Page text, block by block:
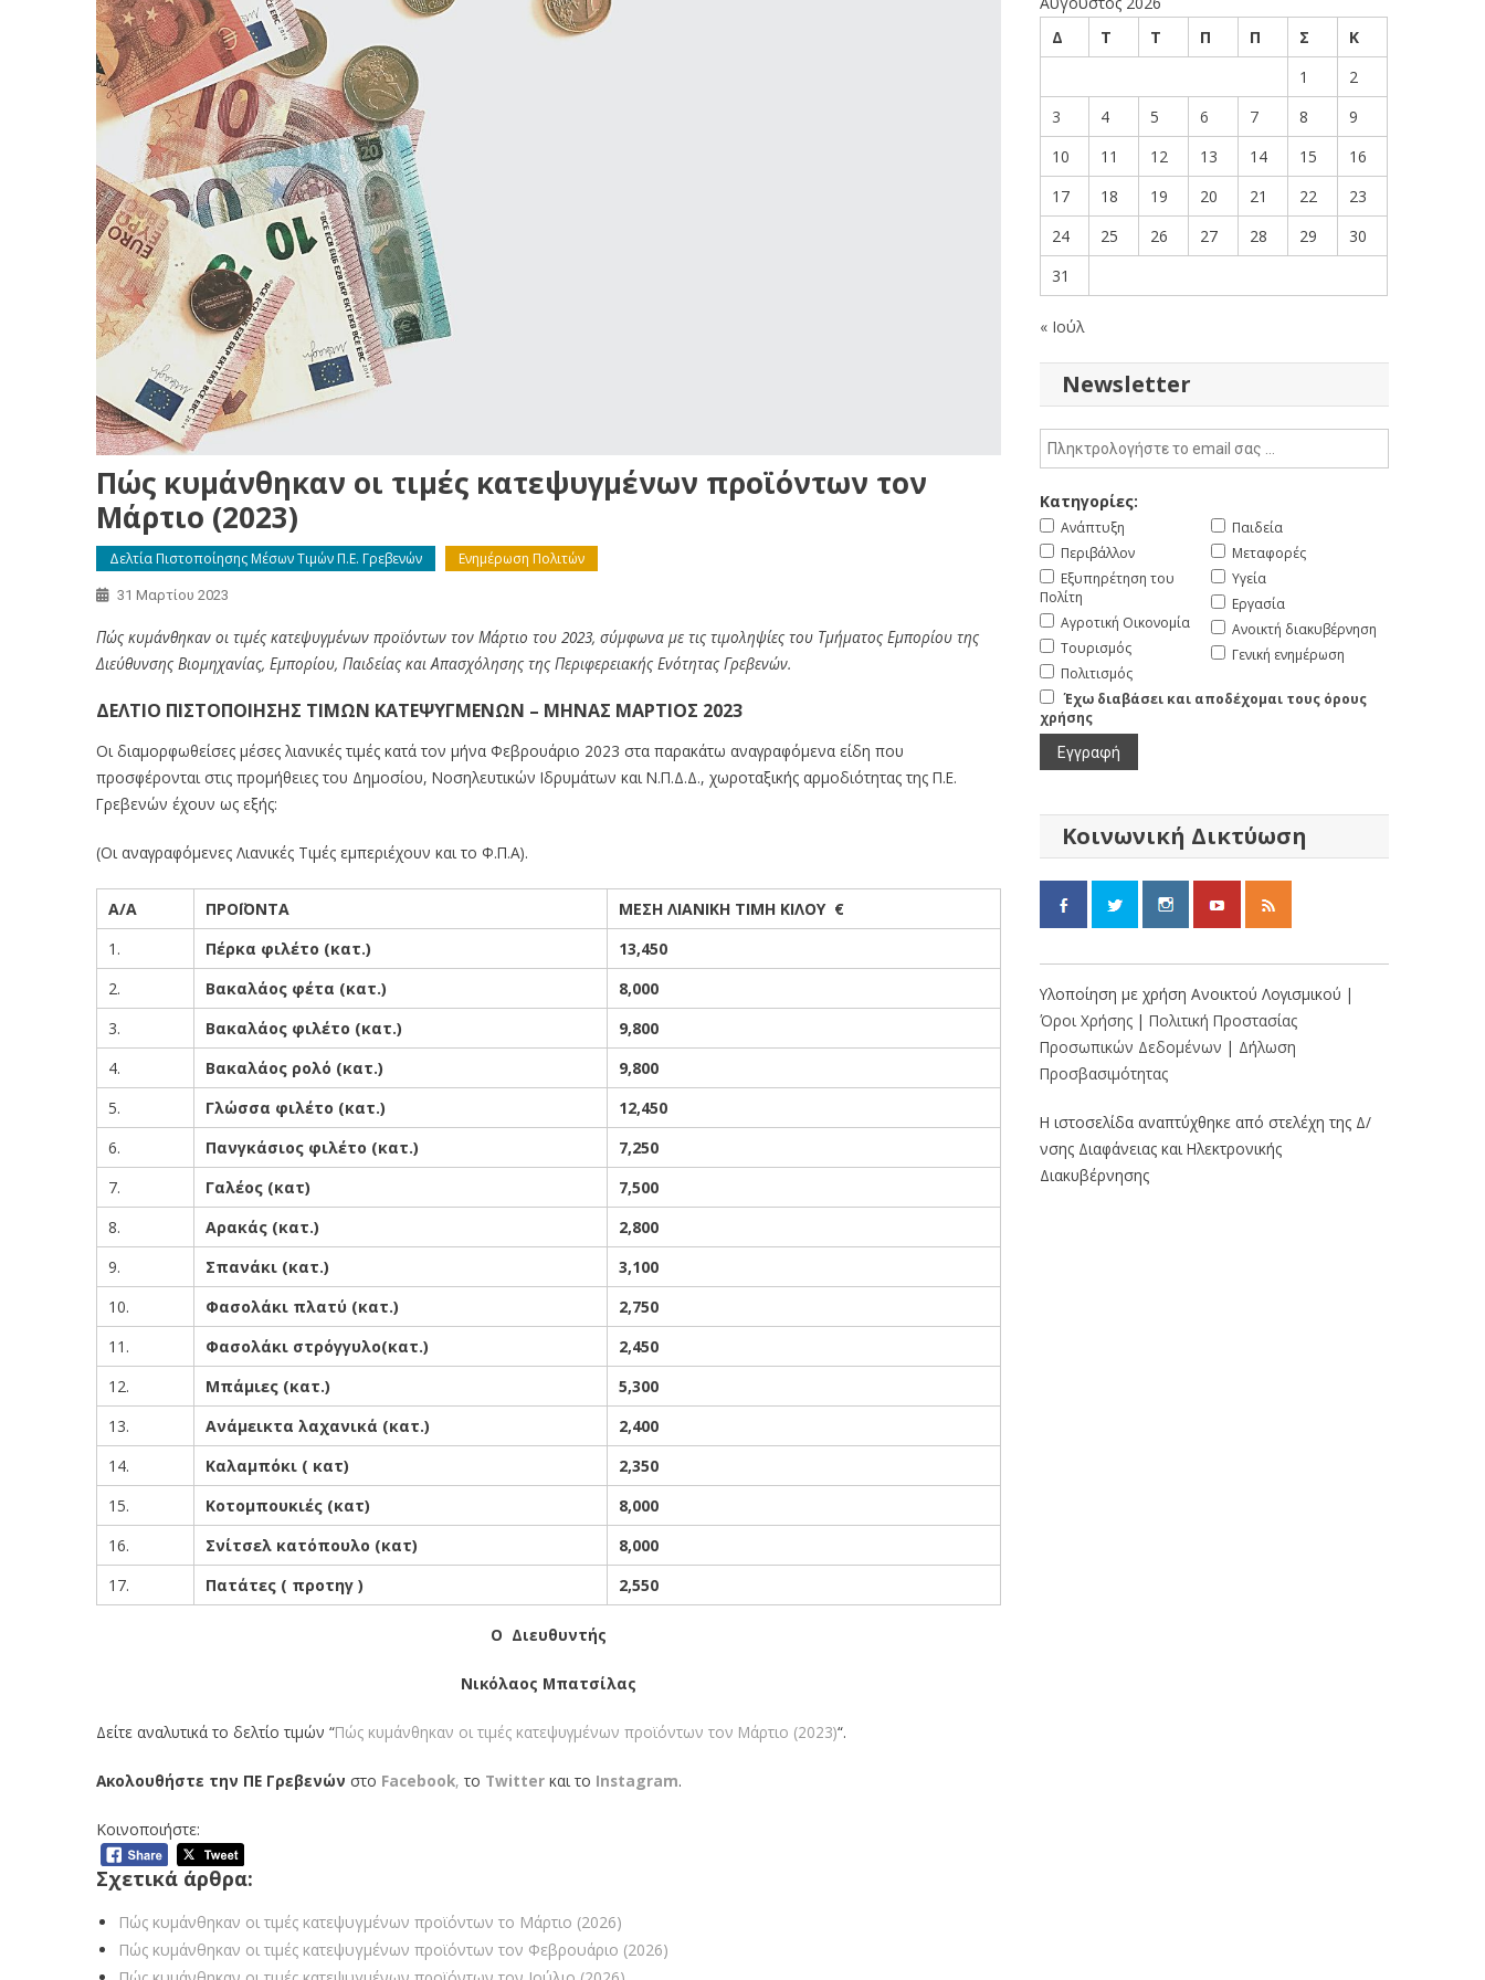
Πώς κυμάνθηκαν οι τιμές κατεψυγμένων προϊόντων τον
Μάρτιο (2023)
Δελτία Πιστοποίησης Μέσων Τιμών Π.Ε. Γρεβενών Ενημέρωση Πολιτών
31 Μαρτίου 2023
Πώς κυμάνθηκαν οι τιμές κατεψυγμένων προϊόντων τον Μάρτιο του 2023, σύμφωνα με τις τιμοληψίες του Τμήματος Εμπορίου της
Διεύθυνσης Βιομηχανίας, Εμπορίου, Παιδείας και Απασχόλησης της Περιφερειακής Ενότητας Γρεβενών.
ΔΕΛΤΙΟ ΠΙΣΤΟΠΟΙΗΣΗΣ ΤΙΜΩΝ ΚΑΤΕΨΥΓΜΕΝΩΝ – ΜΗΝΑΣ ΜΑΡΤΙΟΣ 2023
Οι διαμορφωθείσες μέσες λιανικές τιμές κατά τον μήνα Φεβρουάριο 2023 στα παρακάτω αναγραφόμενα είδη που
προσφέρονται στις προμήθειες του Δημοσίου, Νοσηλευτικών Ιδρυμάτων και Ν.Π.Δ.Δ., χωροταξικής αρμοδιότητας της Π.Ε.
Γρεβενών έχουν ως εξής:
(Οι αναγραφόμενες Λιανικές Τιμές εμπεριέχουν και το Φ.Π.Α).
Α/Α ΠΡΟΪΟΝΤΑ
ΜΕΣΗ ΛΙΑΝΙΚΗ ΤΙΜΗ ΚΙΛΟΥ €
1.
Πέρκα φιλέτο (κατ.)
13,450
2.
Βακαλάος φέτα (κατ.)
8,000
3.
Βακαλάος φιλέτο (κατ.)
9,800
4.
Βακαλάος ρολό (κατ.)
9,800
5.
Γλώσσα φιλέτο (κατ.)
12,450
6.
Πανγκάσιος φιλέτο (κατ.)
7,250
7.
Γαλέος (κατ)
7,500
8.
Αρακάς (κατ.)
2,800
9.
Σπανάκι (κατ.)
3,100
10.
Φασολάκι πλατύ (κατ.)
2,750
11.
Φασολάκι στρόγγυλο(κατ.)
2,450
12.
Μπάμιες (κατ.)
5,300
13.
Ανάμεικτα λαχανικά (κατ.)
2,400
14.
Καλαμπόκι ( κατ)
2,350
15.
Κοτομπουκιές (κατ)
8,000
16.
Σνίτσελ κατόπουλο (κατ)
8,000
17.
Πατάτες ( προτηγ ) 2,550
Ο Διευθυντής
Νικόλαος Μπατσίλας
Δείτε αναλυτικά το δελτίο τιμών “Πώς κυμάνθηκαν οι τιμές κατεψυγμένων προϊόντων τον Μάρτιο (2023)“.
Ακολουθήστε την ΠΕ Γρεβενών στο Facebook, το Twitter και το Instagram.
Κοινοποιήστε:
Σχετικά άρθρα:
Πώς κυμάνθηκαν οι τιμές κατεψυγμένων προϊόντων το Μάρτιο (2026)
Πώς κυμάνθηκαν οι τιμές κατεψυγμένων προϊόντων τον Φεβρουάριο (2026)
Δ
Τ Τ Π Π Σ
Κ
1
2
3
4 5 6 7 8
9
10
11 12 13 14 15
16
17
18 19 20 21 22
23
24
25 26 27 28 29
30
31
« Ιούλ
Newsletter
Κατηγορίες:
Ανάπτυξη
Περιβάλλον
Εξυπηρέτηση του
Πολίτη
Αγροτική Οικονομία
Τουρισμός
Πολιτισμός
Παιδεία
Μεταφορές
Υγεία
Εργασία
Ανοικτή διακυβέρνηση
Γενική ενημέρωση
Έχω διαβάσει και αποδέχομαι τους όρους
χρήσης
Κοινωνική Δικτύωση
Υλοποίηση με χρήση Ανοικτού Λογισμικού |
Όροι Χρήσης |Πολιτική Προστασίας
Προσωπικών Δεδομένων | Δήλωση
Προσβασιμότητας
Η ιστοσελίδα αναπτύχθηκε από στελέχη της Δ/
νσης Διαφάνειας και Ηλεκτρονικής
Διακυβέρνησης